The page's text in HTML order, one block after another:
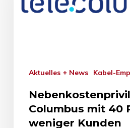
Aktuelles + News Kabel-
Columbus mit 40
weniger Kunden